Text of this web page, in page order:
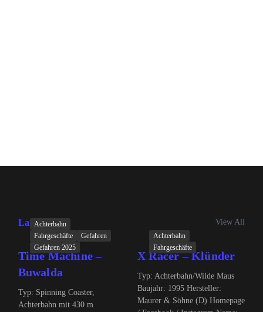
Latest Posts View All
Achterbahn
Fahrgeschäfte
Gefahren
Gefahren 2025
Time Machine –
Buwalda
Typ: Spinning Coaster,
Achterbahn mit 430 m
Achterbahn
Fahrgeschäfte
X Racer – Klünder
Typ: Achterbahn/Wilde Maus
Baujahr: 1995 Hersteller:
Maurer & Söhne (D) Homepage